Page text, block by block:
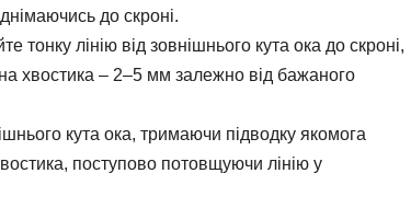
до скроні.
лінію від зовнішнього кута ока до скроні,
хвостика – 2–5 мм залежно від бажаного
кута ока, тримаючи підводку якомога
поступово потовщуючи лінію у